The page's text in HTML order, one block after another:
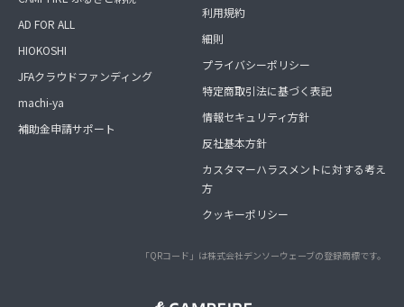
AD FOR ALL
HIOKOSHI
JFAクラウドファンディング
machi-ya
補助金申請サポート
利用規約
細則
プライバシーポリシー
特定商取引法に基づく表記
情報セキュリティ方針
反社基本方針
カスタマーハラスメントに対する考え
方
クッキーポリシー
「QRコード」は株式会社デンソーウェーブの登録商標です。